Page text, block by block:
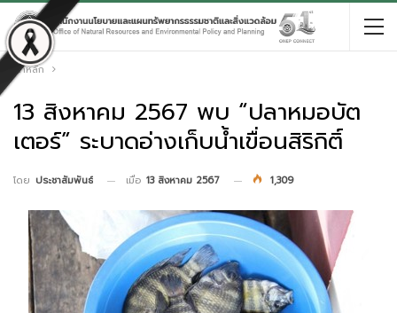
หน้าหลัก
13 สิงหาคม 2567 พบ “ปลาหมอบัต
เตอร์” ระบาดอ่างเก็บน้ำเขื่อนสิริกิติ์
โดย ประชาสัมพันธ์ เมื่อ 13 สิงหาคม 2567 1,309